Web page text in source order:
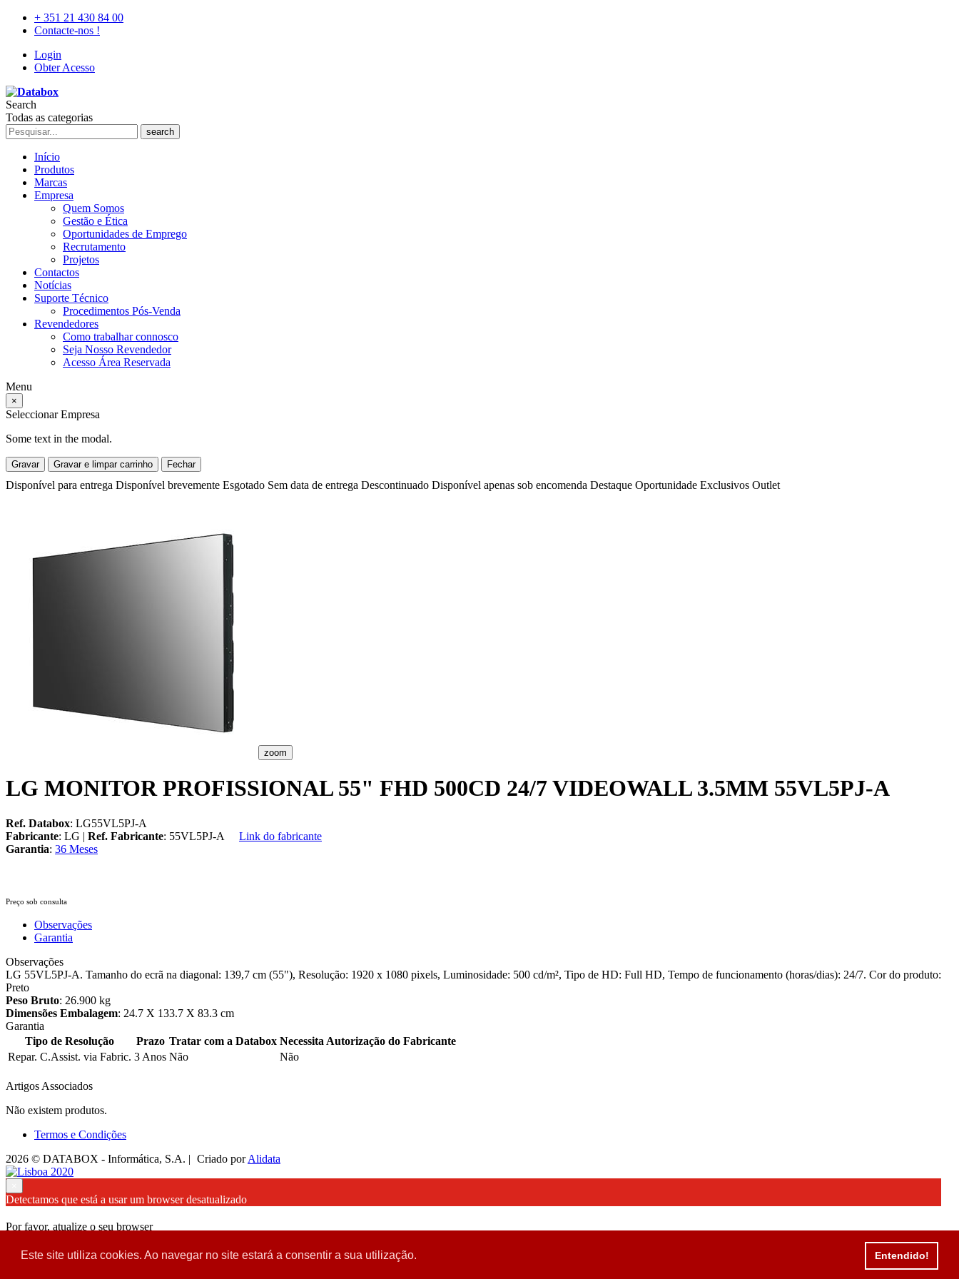
Este site utiliza cookies. Ao navegar no site estará a consentir a sua utilização. Entendido!
+ 351 21 430 84 00
Contacte-nos !
Login
Obter Acesso
Search
Todas as categorias
search
Início
Produtos
Marcas
Empresa
Quem Somos
Gestão e Ética
Oportunidades de Emprego
Recrutamento
Projetos
Contactos
Notícias
Suporte Técnico
Procedimentos Pós-Venda
Revendedores
Como trabalhar connosco
Seja Nosso Revendedor
Acesso Área Reservada
Menu
×
Seleccionar Empresa
Some text in the modal.
Gravar Gravar e limpar carrinho Fechar
Disponível para entrega Disponível brevemente Esgotado Sem data de entrega Descontinuado Disponível apenas sob encomenda Destaque Oportunidade Exclusivos Outlet
zoom
LG MONITOR PROFISSIONAL 55" FHD 500CD 24/7 VIDEOWALL 3.5MM 55VL5PJ-A
Ref. Databox: LG55VL5PJ-A
Fabricante: LG | Ref. Fabricante: 55VL5PJ-A
Link do fabricante
Garantia: 36 Meses
Preço sob consulta
Observações
Garantia
Observações
LG 55VL5PJ-A. Tamanho do ecrã na diagonal: 139,7 cm (55"), Resolução: 1920 x 1080 pixels, Luminosidade: 500 cd/m², Tipo de HD: Full HD, Tempo de funcionamento (horas/dias): 24/7. Cor do produto:
Preto
Peso Bruto: 26.900 kg
Dimensões Embalagem: 24.7 X 133.7 X 83.3 cm
Garantia
Tipo de Resolução
Prazo Tratar com a Databox Necessita Autorização do Fabricante
Repar. C.Assist. via Fabric. 3 Anos Não Não
Artigos Associados
Não existem produtos.
Termos e Condições
2026 © DATABOX - Informática, S.A. | Criado porAlidata
Detectamos que está a usar um browser desatualizado
Por favor, atualize o seu browser